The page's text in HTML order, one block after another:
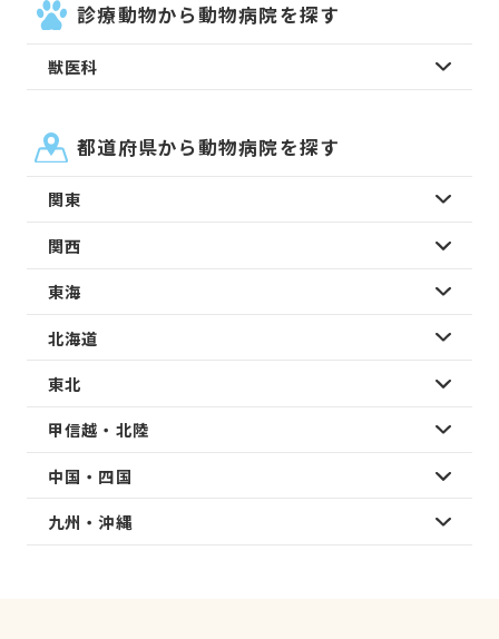
診療動物から動物病院を探す
獣医科
都道府県から動物病院を探す
関東
関西
東海
北海道
東北
甲信越・北陸
中国・四国
九州・沖縄